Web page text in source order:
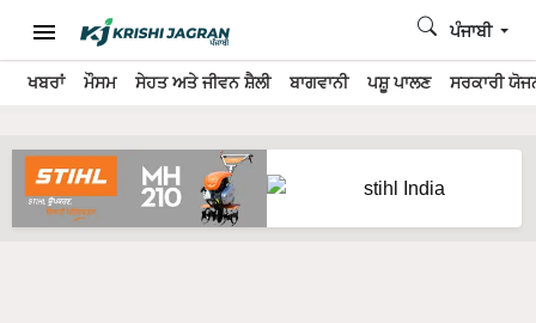
ਖਬਰਾਂ ਮੌਸਮ ਸੇਹਤ ਅਤੇ ਜੀਵਨ ਸ਼ੈਲੀ ਬਾਗਵਾਨੀ ਪਸ਼ੂ ਪਾਲਣ ਸਰਕਾਰੀ
ਪੰਜਾਬੀ